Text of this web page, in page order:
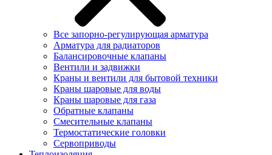
Все запорно-регулирующая арматура
Арматура для радиаторов
Балансировочные клапаны
Вентили и задвижки
Краны и вентили для бытовой техники
Краны шаровые для воды
Краны шаровые для газа
Обратные клапаны
Смесительные клапаны
Термостатические головки
Сервоприводы